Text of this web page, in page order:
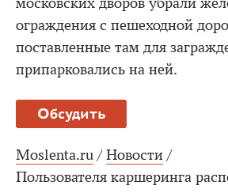
ограждения с пешеходной
поставленные там для
припарковались на ней.
Обсудить
Moslenta.ru / Новости /
Пользователя каршеринга